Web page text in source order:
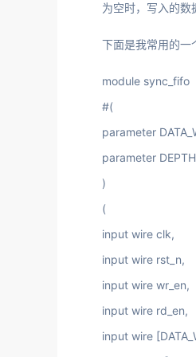
为空时，写入的数
下面是我常用的一
module sync_fifo
#(
parameter
parameter
)
(
input wire clk,
input wire rst_n,
input wire wr_en,
input wire rd_en,
input wire